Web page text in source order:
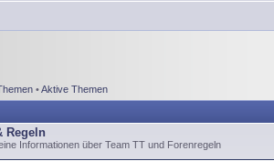
•Aktive Themen
Regeln
Informationen über Team TT und Forenregeln